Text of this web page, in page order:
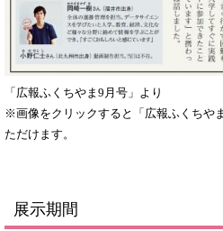
「広報ふくちやま9月号」より
※画像をクリックすると「広報ふくちや
ただけます。
展示期間